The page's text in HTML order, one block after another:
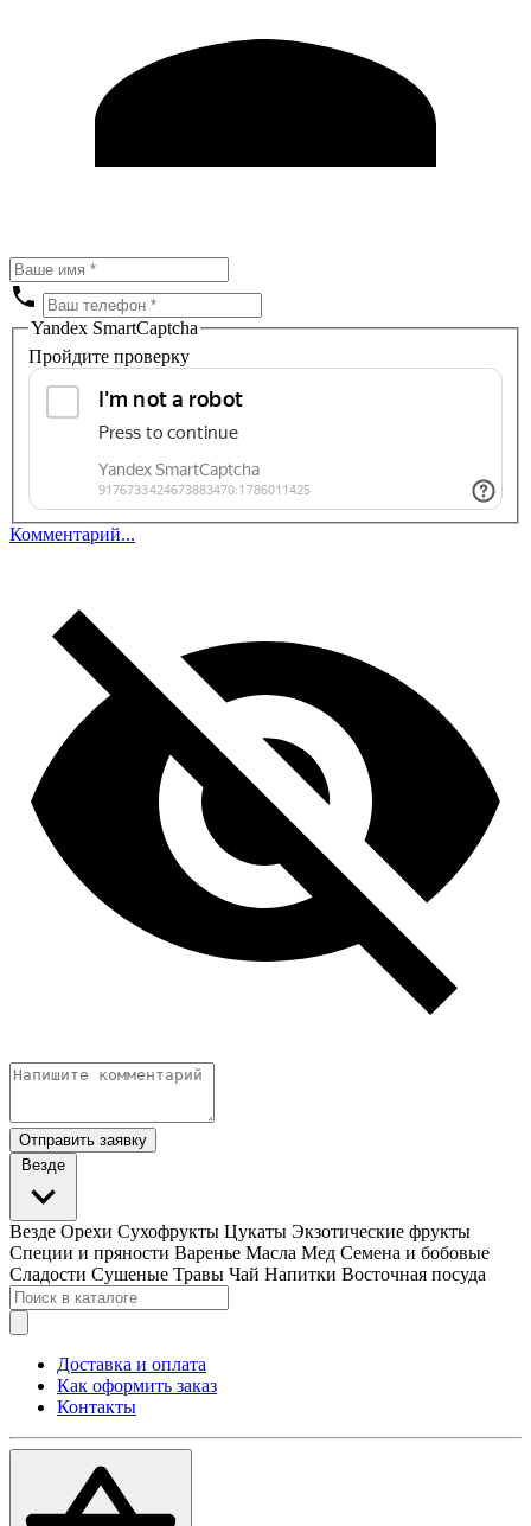
Yandex SmartCaptcha
Пройдите проверку
Комментарий...
Отправить заявку
Везде
Везде Орехи Сухофрукты Цукаты Экзотические фрукты
Специи и пряности Варенье Масла Мед Семена и бобовые
Сладости Сушеные Травы Чай Напитки Восточная посуда
Доставка и оплата
Как оформить заказ
Контакты